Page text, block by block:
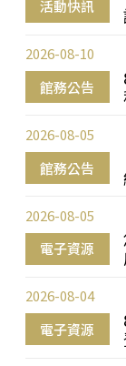
活動快訊
館務公告
2026-08-10
館務公告
2026-08-05
電子資源
2026-08-05
電子資源
2026-08-04